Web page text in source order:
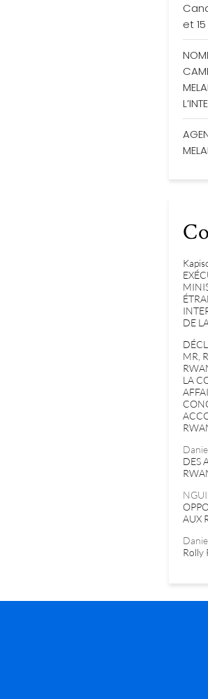
et
DE
MR,
LA
DES
AUX
Rolly